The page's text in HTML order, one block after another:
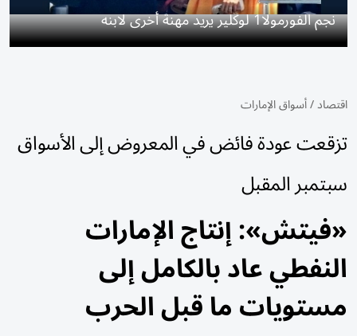
نجم الفورمولا1 لوكلير يريد مهنة أخرى لابنه
اقتصاد/أسواق الإمارات
تزقعت عودة فائض في المعروض إلى الأسواق
سبتمبر المقبل
«فيتش»: إنتاج الإمارات
النفطي عاد بالكامل إلى
مستويات ما قبل الحرب